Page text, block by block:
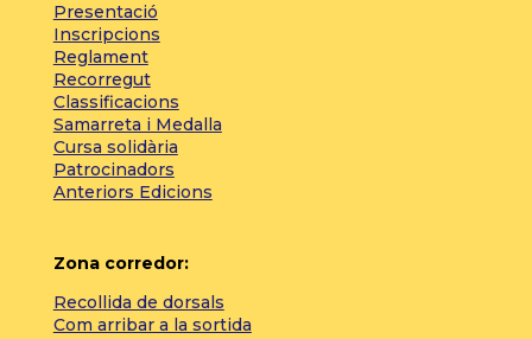
Presentació
Inscripcions
Reglament
Recorregut
Classificacions
Samarreta i Medalla
Cursa solidària
Patrocinadors
Anteriors Edicions
Zona corredor:
Recollida de dorsals
Com arribar a la sortida